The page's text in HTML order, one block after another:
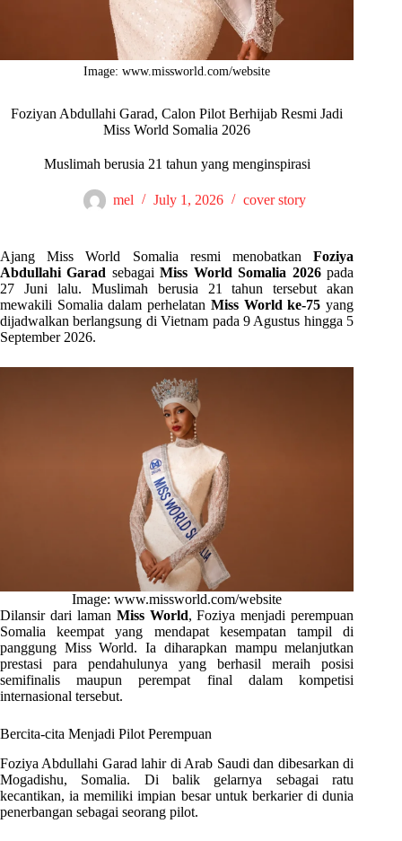
Image: www.missworld.com/website
Foziyan Abdullahi Garad, Calon Pilot Berhijab Resmi Jadi
Miss World Somalia 2026
Muslimah berusia 21 tahun yang menginspirasi
mel July 1, 2026 cover story
Ajang Miss World Somalia resmi menobatkanFoziya
Abdullahi Garad sebagaiMiss World Somalia 2026pada
27 Juni lalu. Muslimah berusia 21 tahun tersebut akan
mewakili Somalia dalam perhelatan Miss World ke-75 yang
dijadwalkan berlangsung di Vietnam pada 9 Agustus hingga 5
September 2026.
Image: www.missworld.com/website
Dilansir dari laman Miss World, Foziya menjadi perempuan
Somalia keempat yang mendapat kesempatan tampil di
panggung Miss World. Ia diharapkan mampu melanjutkan
prestasi para pendahulunya yang berhasil meraih posisi
semifinalis maupun perempat final dalam kompetisi
internasional tersebut.
Bercita-cita Menjadi Pilot Perempuan
Foziya Abdullahi Garad lahir di Arab Saudi dan dibesarkan di
Mogadishu, Somalia. Di balik gelarnya sebagai ratu
kecantikan, ia memiliki impian besar untuk berkarier di dunia
penerbangan sebagai seorang pilot.